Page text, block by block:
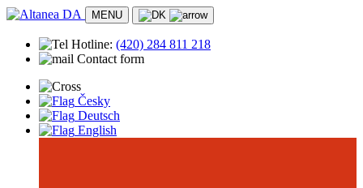
MENU
Hotline: (420) 284 811 218
Contact form
Česky
Deutsch
English